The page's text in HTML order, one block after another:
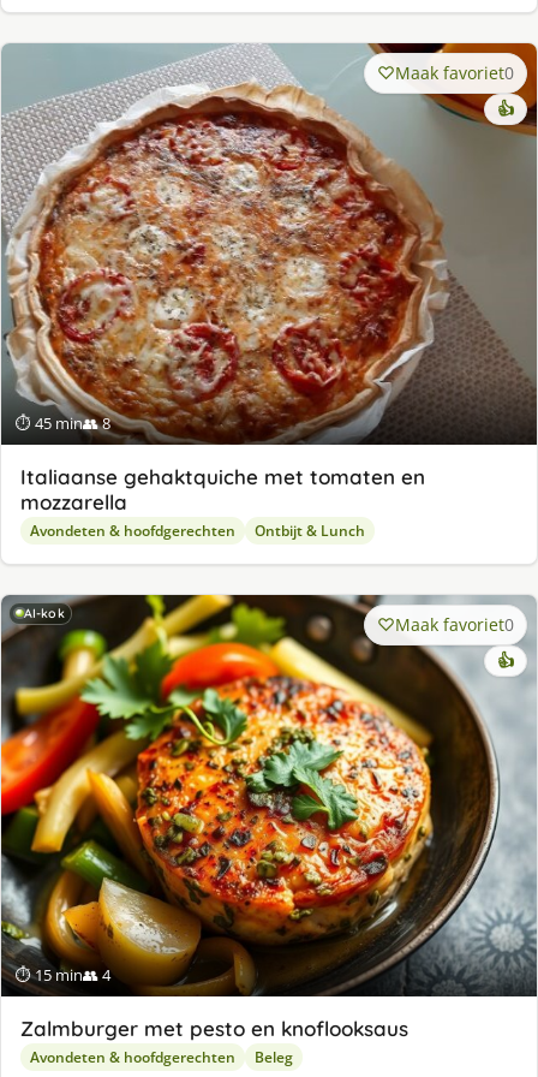
⏱ 45 min👥 8
Maak favoriet0
👍
Italiaanse gehaktquiche met tomaten en
mozzarella
Avondeten & hoofdgerechten Ontbijt & Lunch
AI-kok
⏱ 15 min👥 4
Maak favoriet0
👍
Zalmburger met pesto en knoflooksaus
Avondeten & hoofdgerechten Beleg